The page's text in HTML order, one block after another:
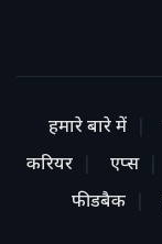
हमारे बारे में
करियर
एप्स
फीडबैक